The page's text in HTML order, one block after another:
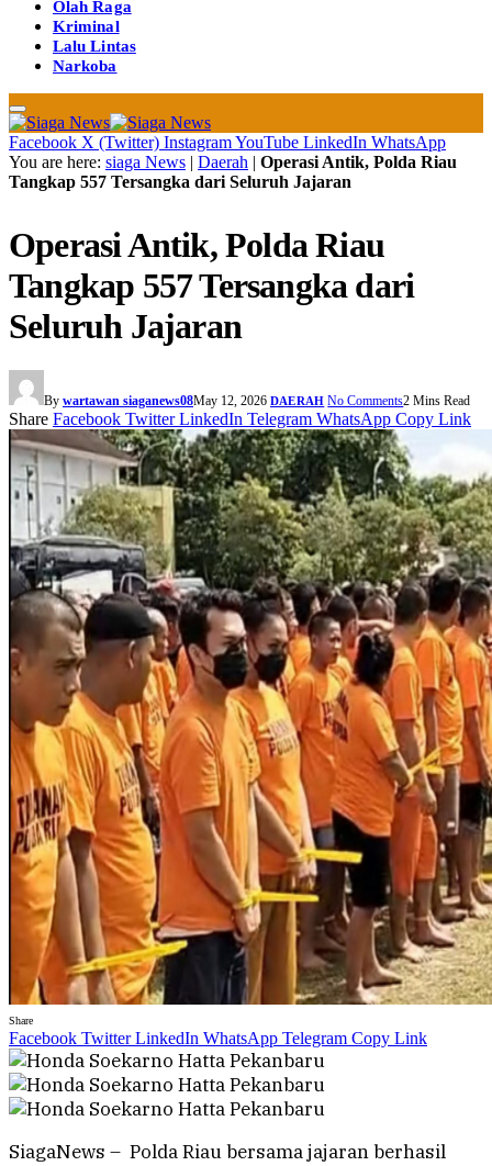
Olah Raga
Kriminal
Lalu Lintas
Narkoba
Facebook X (Twitter) InstagramYouTube LinkedIn WhatsApp
You are here: siaga News | Daerah | Operasi Antik, Polda Riau
Tangkap 557 Tersangka dari Seluruh Jajaran
Operasi Antik, Polda Riau
Tangkap 557 Tersangka dari
Seluruh Jajaran
By wartawan siaganews08May 12, 2026 DAERAH No Comments2 Mins Read
Share Facebook Twitter LinkedIn Telegram WhatsApp Copy Link
Share
Facebook Twitter LinkedIn WhatsApp Telegram Copy Link
SiagaNews – Polda Riau bersama jajaran berhasil